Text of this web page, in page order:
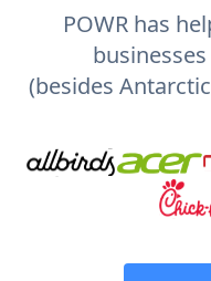
POWR has
(besides